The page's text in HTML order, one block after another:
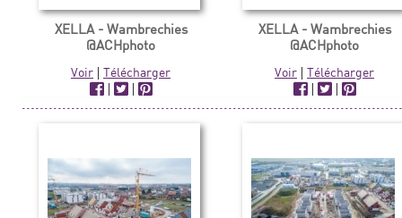
XELLA - Wambrechies
@ACHphoto
Voir |Télécharger
|
|
XELLA - Wambrechies
@ACHphoto
Voir |Télécharger
|
|